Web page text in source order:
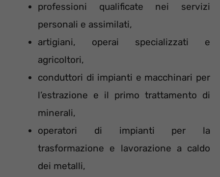
professioni qualificate nei servizi
personali e assimilati,
artigiani, operai specializzati e
agricoltori,
conduttori di impianti e macchinari per
l’estrazione e il primo trattamento di
minerali,
operatori di impianti per la
trasformazione e lavorazione a caldo
dei metalli,